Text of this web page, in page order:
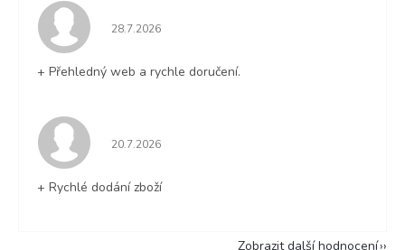
Hodnocení obchodu je 5 z 5 hvězdiček.
28.7.2026
+ Přehledný web a rychle doručení.
Hodnocení obchodu je 5 z 5 hvězdiček.
20.7.2026
+ Rychlé dodání zboží
Zobrazit další hodnocení